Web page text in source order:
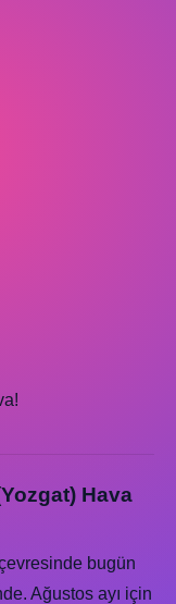
Hava
bugün
Ağustos ayı için